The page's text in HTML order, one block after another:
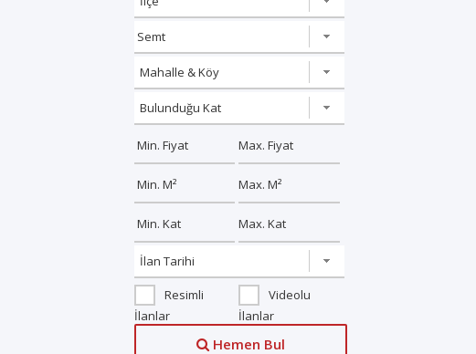
Resimli
İlanlar
Videolu
İlanlar
Hemen Bul